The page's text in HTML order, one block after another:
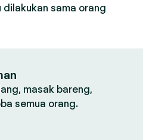
sama orang
masak bareng,
semua orang.